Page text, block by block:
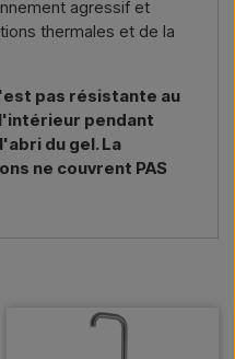
agressif et
thermales et de la
pas résistante au
pendant
du gel. La
ne couvrent PAS